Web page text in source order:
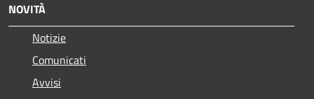
NOVITÀ
Notizie
Comunicati
Avvisi